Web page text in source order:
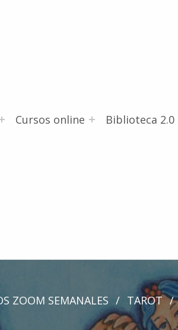
Cursos online Biblioteca 2.0
ZOOM SEMANALES / TAROT /